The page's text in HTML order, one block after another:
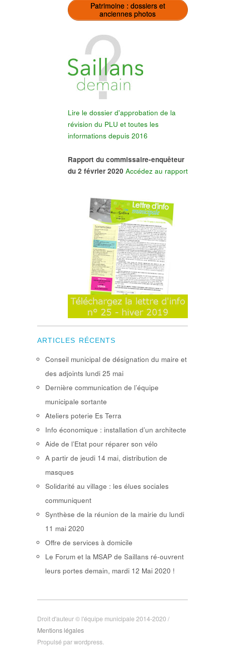
Patrimoine : dossiers et
anciennes photos
Lire le dossier d'approbation de la
révision du PLU et toutes les
informations depuis 2016
Rapport du commissaire-enquêteur
du 2 février 2020 Accédez au rapport
ARTICLES RÉCENTS
Conseil municipal de désignation du maire et
des adjoints lundi 25 mai
Dernière communication de l’équipe
municipale sortante
Ateliers poterie Es Terra
Info économique : installation d’un architecte
Aide de l’Etat pour réparer son vélo
A partir de jeudi 14 mai, distribution de
masques
Solidarité au village : les élues sociales
communiquent
Synthèse de la réunion de la mairie du lundi
11 mai 2020
Offre de services à domicile
Le Forum et la MSAP de Saillans ré-ouvrent
leurs portes demain, mardi 12 Mai 2020 !
Droit d'auteur © l'équipe municipale 2014-2020 /
Mentions légales
Propulsé par wordpress.